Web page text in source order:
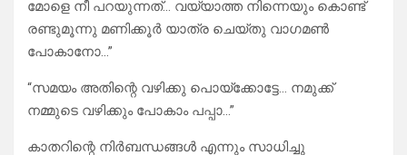
മോളെ നീ പറയുന്നത്… വയ്യാത്ത നിന്നെയും കൊണ്ട്
രണ്ടുമൂന്നു മണിക്കൂർ യാത്ര ചെയ്തു വാഗമൺ
പോകാനോ…”
“സമയം അതിന്റെ വഴിക്കു പൊയ്ക്കോട്ടേ… നമുക്ക്
നമ്മുടെ വഴിക്കും പോകാം പപ്പാ…”
കാതറിന്റെ നിർബന്ധങ്ങൾ എന്നും സാധിച്ചു